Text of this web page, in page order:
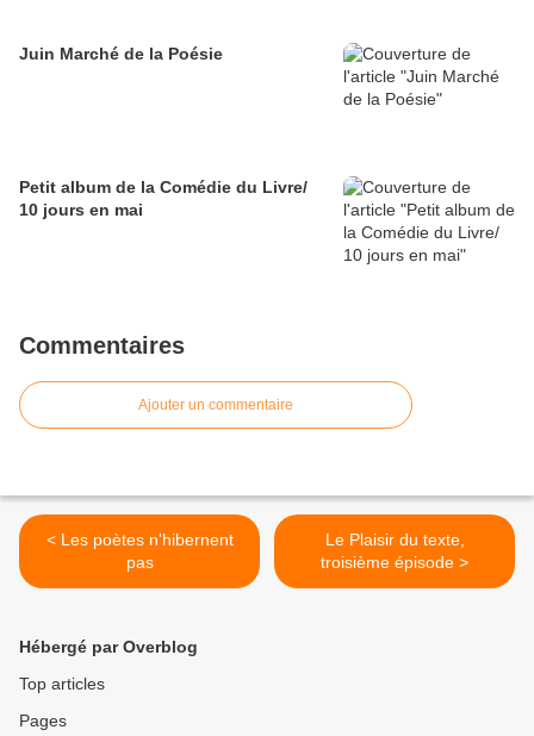
Juin Marché de la Poésie
Petit album de la Comédie du Livre/
10 jours en mai
Commentaires
Ajouter un commentaire
< Les poètes n'hibernent
pas
Le Plaisir du texte,
troisième épisode >
Hébergé par Overblog
Top articles
Pages